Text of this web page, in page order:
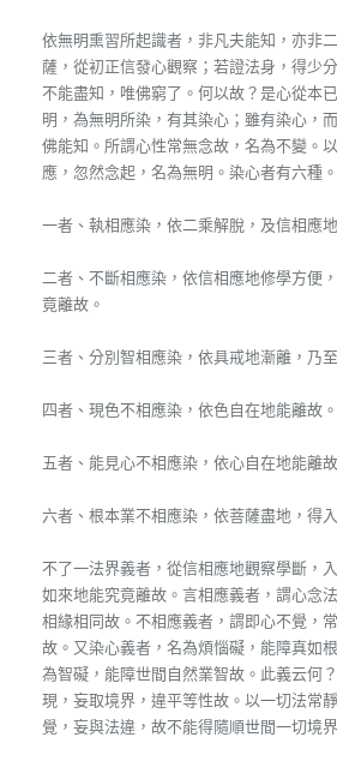
依無明熏習所起識者，非凡夫能知，亦非
薩，從初正信發心觀察；若證法身，得少
不能盡知，唯佛窮了。何以故？是心從本
明，為無明所染，有其染心；雖有染心，
佛能知。所謂心性常無念故，名為不變。
應，忽然念起，名為無明。染心者有六種
一者、執相應染，依二乘解脫，及信相應
二者、不斷相應染，依信相應地修學方便
竟離故。
三者、分別智相應染，依具戒地漸離，乃
四者、現色不相應染，依色自在地能離故。
五者、能見心不相應染，依心自在地能離
六者、根本業不相應染，依菩薩盡地，得
不了一法界義者，從信相應地觀察學斷，
如來地能究竟離故。言相應義者，謂心念
相緣相同故。不相應義者，謂即心不覺，
故。又染心義者，名為煩惱礙，能障真如
為智礙，能障世間自然業智故。此義云何
現，妄取境界，違平等性故。以一切法常
覺，妄與法違，故不能得隨順世間一切境